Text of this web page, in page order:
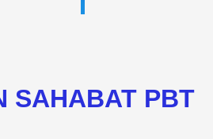
SAHABAT PBT